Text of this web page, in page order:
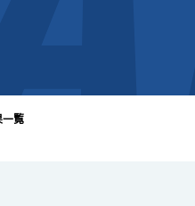
一覧